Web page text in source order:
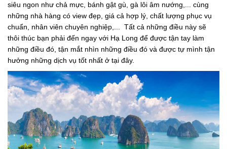
siêu ngon như chả mực, bánh gật gù, gà lôi âm nướng,... cùng
những nhà hàng có view đẹp, giá cả hợp lý, chất lượng phục vụ
chuẩn, nhân viên chuyên nghiệp,... Tất cả những điều này sẽ
thôi thúc bạn phải đến ngay với Hạ Long để được tận tay làm
những điều đó, tận mắt nhìn những điều đó và được tự mình tận
hưởng những dịch vụ tốt nhất ở tại đây.